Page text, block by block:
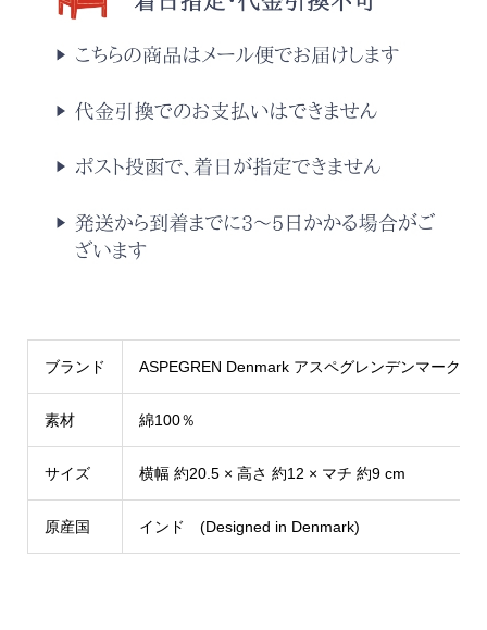
ブランド ASPEGREN Denmark アスペグレンデンマーク
素材 綿100％
サイズ 横幅 約20.5 × 高さ 約12 × マチ 約9 cm
原産国 インド (Designed in Denmark)